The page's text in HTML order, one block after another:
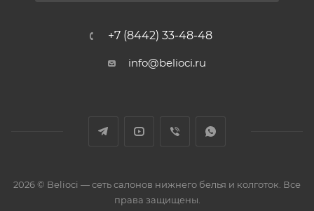
+7 (8442) 33-48-48
info@belioci.ru
2026 © Belioci — сеть салонов нижнего белья и колготок. Все
права защищены.